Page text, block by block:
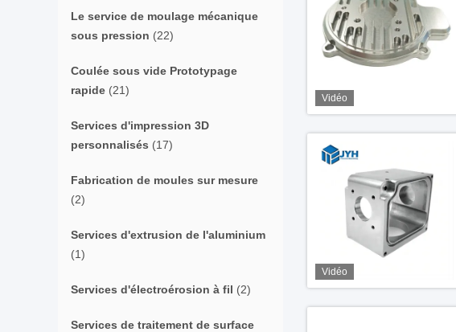
Le service de moulage mécanique
sous pression (22)
Coulée sous vide Prototypage
rapide (21)
Services d'impression 3D
personnalisés (17)
Fabrication de moules sur mesure
(2)
Services d'extrusion de l'aluminium
(1)
Services d'électroérosion à fil (2)
Services de traitement de surface
Vidéo
Vidéo